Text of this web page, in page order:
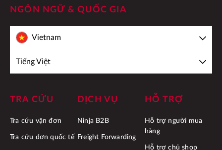
NGÔN NGỮ & QUỐC GIA
Vietnam
Tiếng Việt
TRA CỨU
Tra cứu vận đơn
Tra cứu đơn quốc tế
DỊCH VỤ
Ninja B2B
Freight Forwarding
HỖ TRỢ
Hỗ trợ người mua
hàng
Hỗ trợ chủ shop